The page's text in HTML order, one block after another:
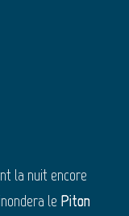
la nuit encore
le Piton